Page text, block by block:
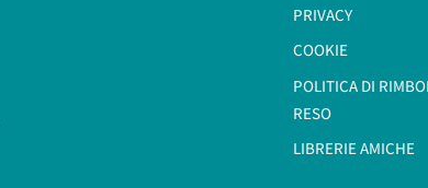
PRIVACY
COOKIE
POLITICA DI
RESO
LIBRERIE AMICHE